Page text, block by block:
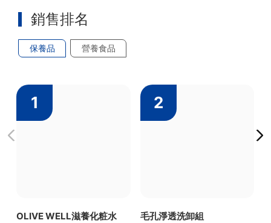
銷售排名
保養品 營養食品
OLIVE WELL滋養化粧水 毛孔淨透洗卸組